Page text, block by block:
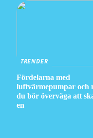
TRENDER
Fördelarna med
luftvärmepumpar och
du bör överväga att
en